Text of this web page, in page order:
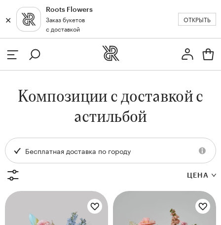
✕
Roots Flowers
Заказ букетов
с доставкой
ОТКРЫТЬ
Профиль
Вход или регистрация
Москва
✕
Композиции с доставкой с
астильбой
Бесплатная доставка по городу
ЦЕНА
Цветы букета: